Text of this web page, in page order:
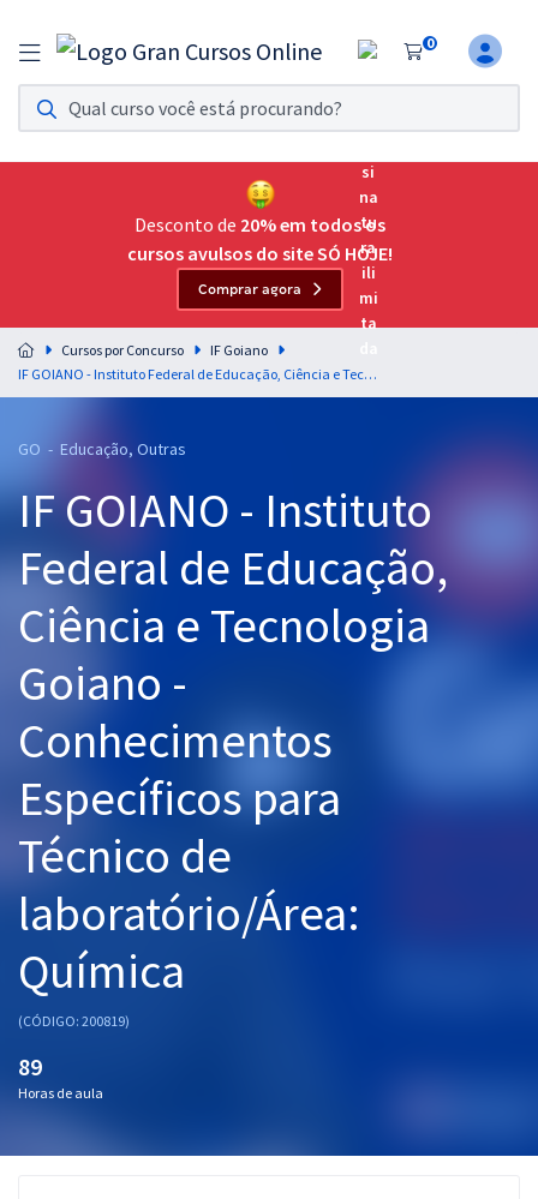
0
Assinatura Ilimitada 11
Acesso a todos os cursos. Teste grátis por 7 dias!
Assinatura OAB Até Passar
Acesso ilimitado a toda preparação para o Exame da
Residências Multiprofissionais
Preparação completa e intensiva para as principais
residências em saúde do Brasil
Cursos 20% OFF
Pós
Graduação
OAB
Mentorias
Questões grátis
Conteúdo gratuito
Aprovados
Atendimento
Desconto de 20% em todos os
cursos avulsos do site SÓ HOJE!
Comprar agora
Cursos por Concurso
IF Goiano
IF GOIANO - Instituto Federal de Educação, Ciência e Tecnologia Goiano - Conhecimentos Específicos para Técnico de laboratório/Área: Química
GO - Educação, Outras
IF GOIANO - Instituto
Federal de Educação,
Ciência e Tecnologia
Goiano -
Conhecimentos
Específicos para
Técnico de
laboratório/Área:
Química
(CÓDIGO: 200819)
89
Horas de aula